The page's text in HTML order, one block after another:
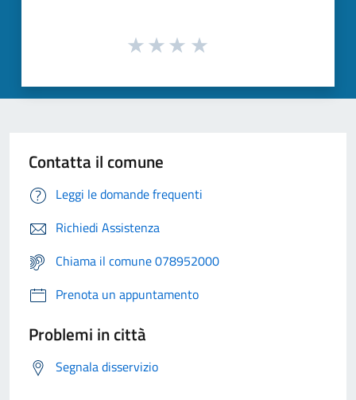
Contatta il comune
Leggi le domande frequenti
Richiedi Assistenza
Chiama il comune 078952000
Prenota un appuntamento
Problemi in città
Segnala disservizio